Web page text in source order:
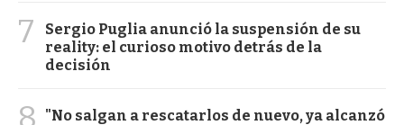
7
Sergio Puglia anunció la suspensión de su
reality: el curioso motivo detrás de la
decisión
"No salgan a rescatarlos de nuevo, ya alcanzó